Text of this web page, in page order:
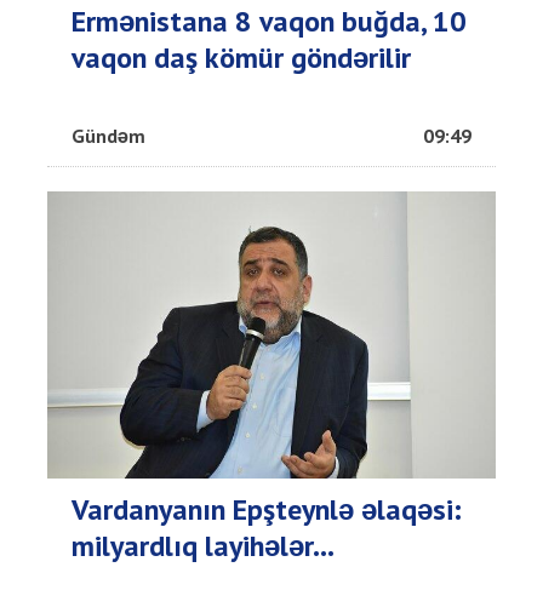
Ermənistana 8 vaqon buğda, 10
vaqon daş kömür göndərilir
Gündəm 09:49
Vardanyanın Epşteynlə əlaqəsi:
milyardlıq layihələr...